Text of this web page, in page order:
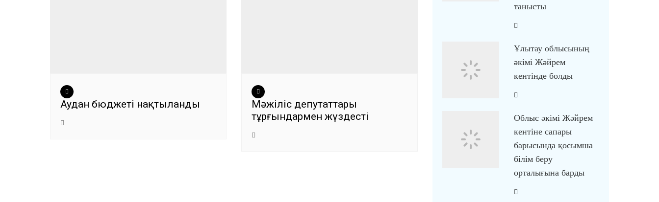
Аудан бюджеті нақтыланды
Мәжіліс депутаттары
тұрғындармен жүздесті
танысты
Ұлытау облысының
әкімі Жәйрем
кентінде болды
Облыс әкімі Жәйрем
кентіне сапары
барысында қосымша
білім беру
орталығына барды